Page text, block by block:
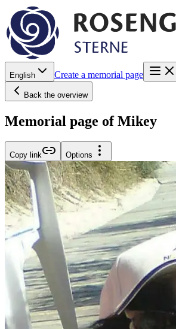
English Create a memorial page
Back the overview
Memorial page of Mikey
Copy link Options